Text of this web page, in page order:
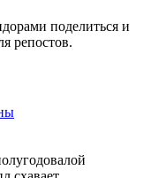
поделиться и
репостов.